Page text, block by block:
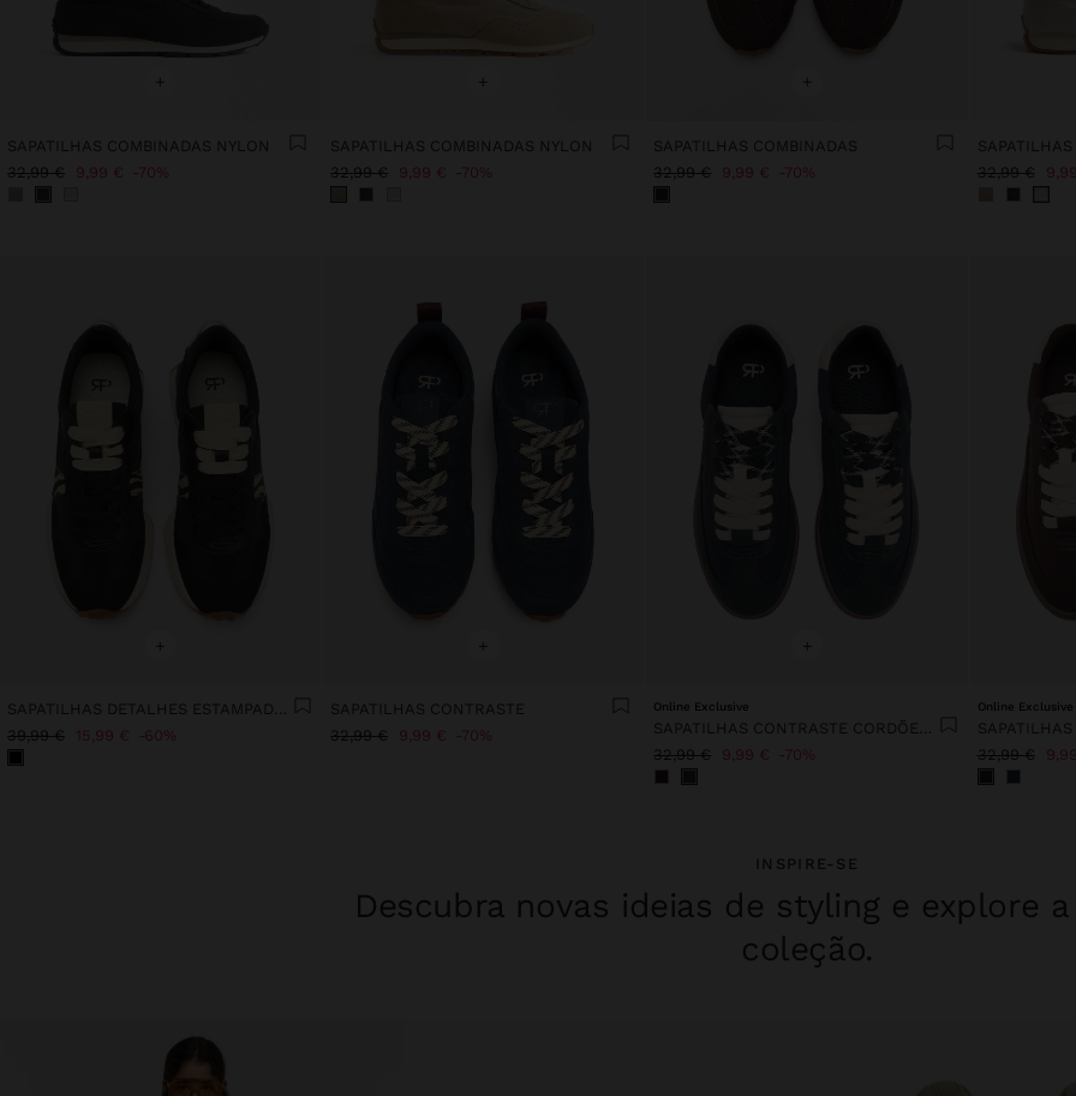
+
SAPATILHAS COMBINADAS NYLON
32,99 € 9,99 € 70%
+
SAPATILHAS COMBINADAS NYLON
32,99 € 9,99 € 70%
+
SAPATILHAS COMBINADAS
32,99 € 9,99 € 70% 32,99 €
+
SAPATILHAS DETALHES ESTAMPADO ANIMAL
39,99 € 15,99 € 60%
+
SAPATILHAS CONTRASTE
32,99 € 9,99 € 70%
+
Online Exclusive
SAPATILHAS CONTRASTE CORDÕES DUPLOS
32,99 € 9,99 € 70%
Online Exclusive
32,99 €
INSPIRE-SE
Descubra novas ideias de styling e explore
coleção.